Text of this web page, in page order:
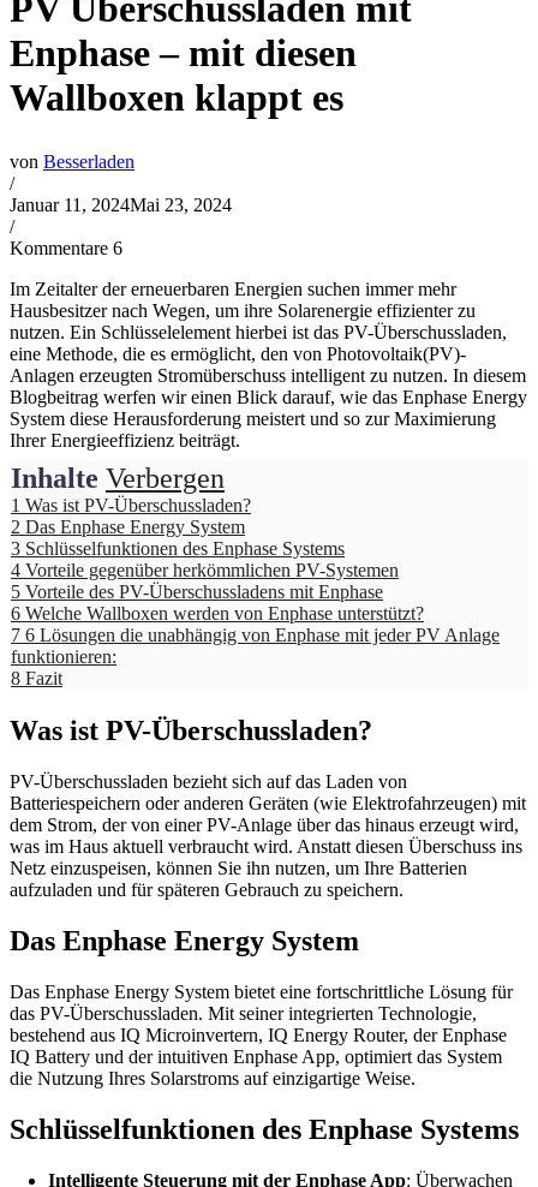
Enphase – mit diesen
Wallboxen klappt es
von Besserladen
/
Januar 11, 2024Mai 23, 2024
/
Kommentare 6
Im Zeitalter der erneuerbaren Energien suchen immer mehr
Hausbesitzer nach Wegen, um ihre Solarenergie effizienter zu
nutzen. Ein Schlüsselelement hierbei ist das PV-Überschussladen,
eine Methode, die es ermöglicht, den von Photovoltaik(PV)-
Anlagen erzeugten Stromüberschuss intelligent zu nutzen. In diesem
Blogbeitrag werfen wir einen Blick darauf, wie das Enphase Energy
System diese Herausforderung meistert und so zur Maximierung
Ihrer Energieeffizienz beiträgt.
Inhalte Verbergen
1 Was ist PV-Überschussladen?
2 Das Enphase Energy System
3 Schlüsselfunktionen des Enphase Systems
4 Vorteile gegenüber herkömmlichen PV-Systemen
5 Vorteile des PV-Überschussladens mit Enphase
6 Welche Wallboxen werden von Enphase unterstützt?
7 6 Lösungen die unabhängig von Enphase mit jeder PV Anlage
funktionieren:
8 Fazit
Was ist PV-Überschussladen?
PV-Überschussladen bezieht sich auf das Laden von
Batteriespeichern oder anderen Geräten (wie Elektrofahrzeugen) mit
dem Strom, der von einer PV-Anlage über das hinaus erzeugt wird,
was im Haus aktuell verbraucht wird. Anstatt diesen Überschuss ins
Netz einzuspeisen, können Sie ihn nutzen, um Ihre Batterien
aufzuladen und für späteren Gebrauch zu speichern.
Das Enphase Energy System
Das Enphase Energy System bietet eine fortschrittliche Lösung für
das PV-Überschussladen. Mit seiner integrierten Technologie,
bestehend aus IQ Microinvertern, IQ Energy Router, der Enphase
IQ Battery und der intuitiven Enphase App, optimiert das System
die Nutzung Ihres Solarstroms auf einzigartige Weise.
Schlüsselfunktionen des Enphase Systems
Intelligente Steuerung mit der Enphase App: Überwachen